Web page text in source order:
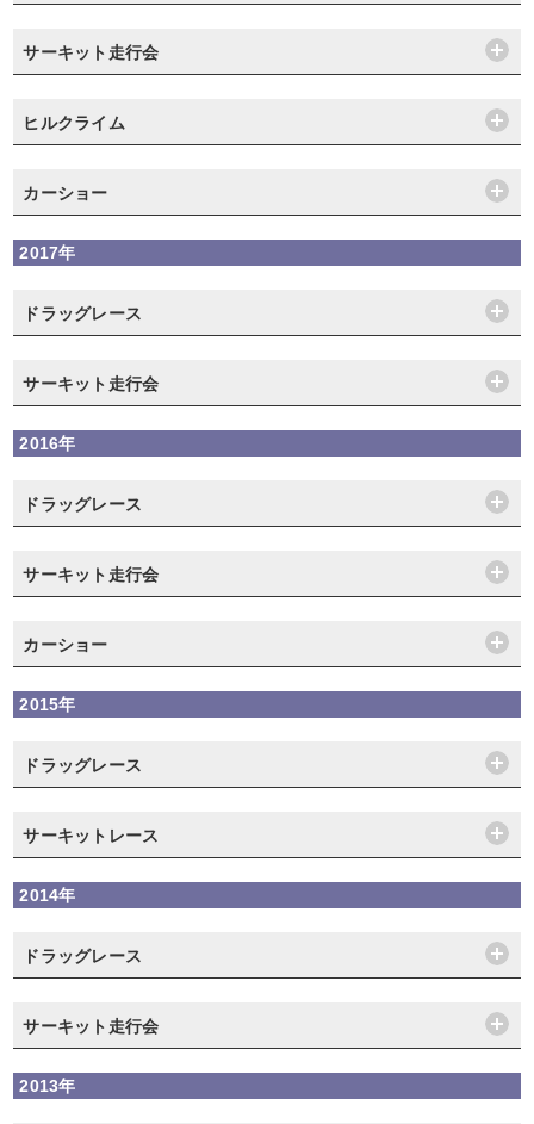
サーキット走行会
ヒルクライム
カーショー
2017年
ドラッグレース
サーキット走行会
2016年
ドラッグレース
サーキット走行会
カーショー
2015年
ドラッグレース
サーキットレース
2014年
ドラッグレース
サーキット走行会
2013年